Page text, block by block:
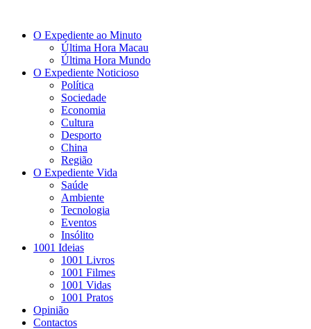
O Expediente ao Minuto
Última Hora Macau
Última Hora Mundo
O Expediente Noticioso
Política
Sociedade
Economia
Cultura
Desporto
China
Região
O Expediente Vida
Saúde
Ambiente
Tecnologia
Eventos
Insólito
1001 Ideias
1001 Livros
1001 Filmes
1001 Vidas
1001 Pratos
Opinião
Contactos